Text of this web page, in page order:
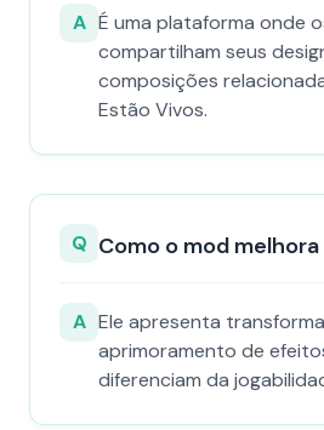
A É uma plataforma onde
compartilham seus
composições
Estão Vivos.
Q Como o mod
A Ele apresenta
aprimoramento de
diferenciam da